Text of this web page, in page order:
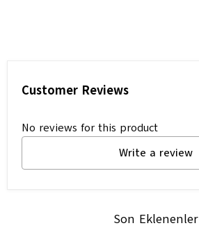
Customer Reviews
No reviews for this product
Write a review
Son Eklenenler